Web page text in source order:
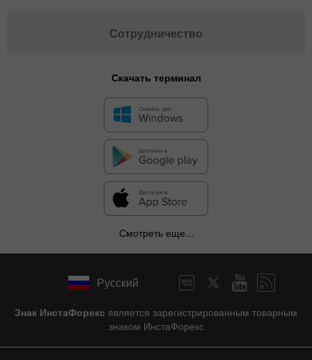
Сотрудничество
Скачать терминал
Смотреть еще...
Русский
Знак ИнстаФорекс является зарегистрированным товарным
знаком ИнстаФорекс